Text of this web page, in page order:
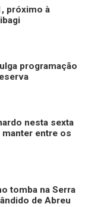
próximo à
programação
nesta sexta
manter entre os
tomba na Serra
de Abreu